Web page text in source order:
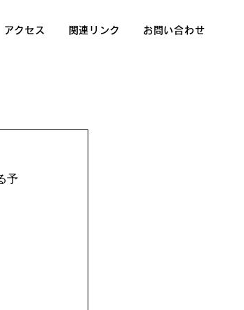
アクセス 関連リンク お問い合わせ
予